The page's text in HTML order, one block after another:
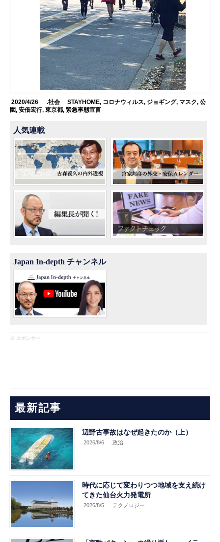
2020/4/26 .社会 STAYHOME, コロナウィルス, ジョギング, マスク, 公
園,安倍宏行,東京都,緊急事態宣言
人気連載
Japan In-depth チャンネル
※ スポンサー
最新記事
辺野古事故はなぜ起きたのか（上）
2026/8/6 .政治
時代に応じて変わりつつ地域を支え続け
てきた仙台火力発電所
2026/8/5 .テクノロジー